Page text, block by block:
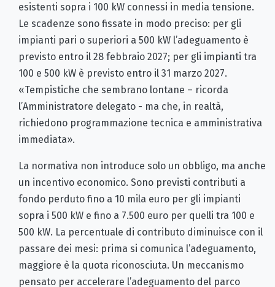
esistenti sopra i 100 kW connessi in media tensione.
Le scadenze sono fissate in modo preciso: per gli
impianti pari o superiori a 500 kW l’adeguamento è
previsto entro il 28 febbraio 2027; per gli impianti tra
100 e 500 kW è previsto entro il 31 marzo 2027.
«Tempistiche che sembrano lontane – ricorda
l’Amministratore delegato - ma che, in realtà,
richiedono programmazione tecnica e amministrativa
immediata».
La normativa non introduce solo un obbligo, ma anche
un incentivo economico. Sono previsti contributi a
fondo perduto fino a 10 mila euro per gli impianti
sopra i 500 kW e fino a 7.500 euro per quelli tra 100 e
500 kW. La percentuale di contributo diminuisce con il
passare dei mesi: prima si comunica l’adeguamento,
maggiore è la quota riconosciuta. Un meccanismo
pensato per accelerare l’adeguamento del parco